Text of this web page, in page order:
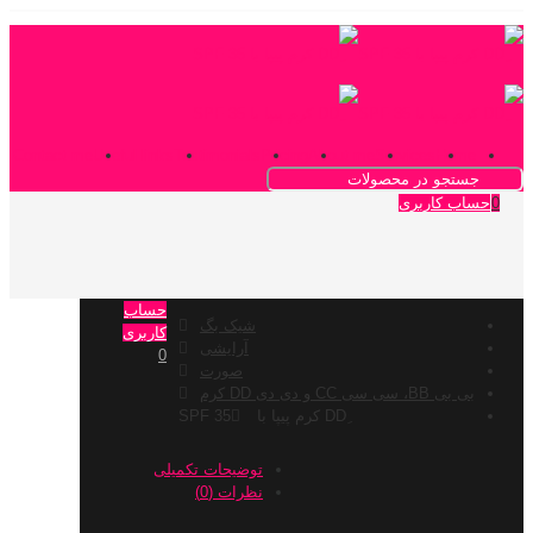
Home
Services
About me
Pricing
Testimonials
Useful links
0حساب کاربری
شیک بگ
آرایشی
صورت
بی بی BB، سی سی CC و دی دی DD کرم
توضیحات تکمیلی
نظرات (0)
حساب
کاربری
0